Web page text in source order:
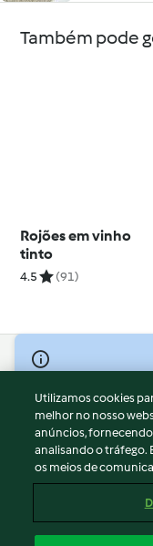
Também pode
Rojões em vinho
tinto
4.5 (91)
© Copyright 2026
Termos de Utilização
Aviso sobre Proteção
Aviso
Apoio legal
Conteúdo do relatório
Utilizamos cookies
melhor no nosso
anúncios,
analisando o tráfego.
os meios de